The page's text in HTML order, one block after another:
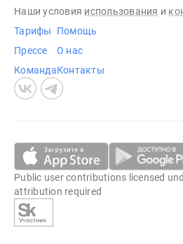
Наши условия использования и
Тарифы
Прессе
Команда
Помощь
О нас
Контакты
Public user contributions licensed
attribution required